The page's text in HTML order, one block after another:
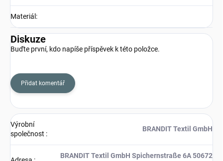
Materiál :
Diskuze
Buďte první, kdo napíše příspěvek k této položce.
Přidat komentář
Výrobní
společnost :
BRANDIT Textil GmbH
BRANDIT Textil GmbH Spichernstraße 6A 50672